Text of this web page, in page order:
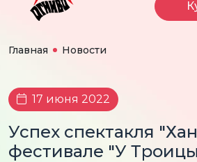
Главная Новости
17 июня 2022
Успех спектакля
фестивале "У